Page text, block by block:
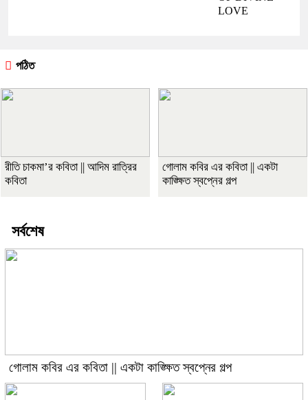
LOVE
পঠিত
রীতি চাকমা’র কবিতা || আদিম রাত্রির
কবিতা
গোলাম কবির এর কবিতা || একটা
কাঙ্ক্ষিত স্বপ্নের গল্প
সর্বশেষ
গোলাম কবির এর কবিতা || একটা কাঙ্ক্ষিত স্বপ্নের গল্প